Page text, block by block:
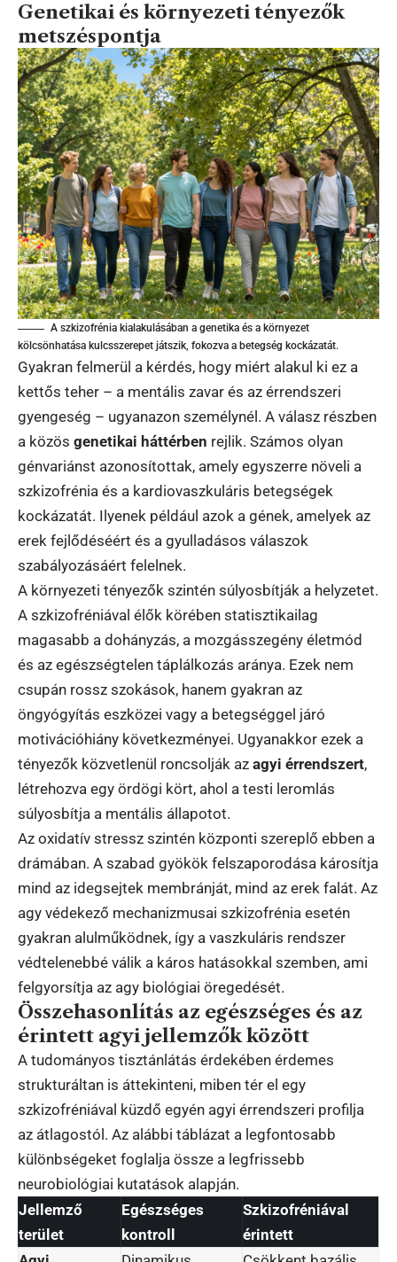
Genetikai és környezeti tényezők
metszéspontja
A szkizofrénia kialakulásában a genetika és a környezet
kölcsönhatása kulcsszerepet játszik, fokozva a betegség kockázatát.
Gyakran felmerül a kérdés, hogy miért alakul ki ez a
kettős teher – a mentális zavar és az érrendszeri
gyengeség – ugyanazon személynél. A válasz részben
a közös genetikai háttérben rejlik. Számos olyan
génvariánst azonosítottak, amely egyszerre növeli a
szkizofrénia és a kardiovaszkuláris betegségek
kockázatát. Ilyenek például azok a gének, amelyek az
erek fejlődéséért és a gyulladásos válaszok
szabályozásáért felelnek.
A környezeti tényezők szintén súlyosbítják a helyzetet.
A szkizofréniával élők körében statisztikailag
magasabb a dohányzás, a mozgásszegény életmód
és az egészségtelen táplálkozás aránya. Ezek nem
csupán rossz szokások, hanem gyakran az
öngyógyítás eszközei vagy a betegséggel járó
motivációhiány következményei. Ugyanakkor ezek a
tényezők közvetlenül roncsolják az agyi érrendszert,
létrehozva egy ördögi kört, ahol a testi leromlás
súlyosbítja a mentális állapotot.
Az oxidatív stressz szintén központi szereplő ebben a
drámában. A szabad gyökök felszaporodása károsítja
mind az idegsejtek membránját, mind az erek falát. Az
agy védekező mechanizmusai szkizofrénia esetén
gyakran alulműködnek, így a vaszkuláris rendszer
védtelenebbé válik a káros hatásokkal szemben, ami
felgyorsítja az agy biológiai öregedését.
Összehasonlítás az egészséges és az
érintett agyi jellemzők között
A tudományos tisztánlátás érdekében érdemes
strukturáltan is áttekinteni, miben tér el egy
szkizofréniával küzdő egyén agyi érrendszeri profilja
az átlagostól. Az alábbi táblázat a legfontosabb
különbségeket foglalja össze a legfrissebb
neurobiológiai kutatások alapján.
Jellemző
terület
Egészséges
kontroll
Szkizofréniával
érintett